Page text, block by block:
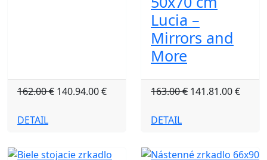
162.00 € 140.94.00 €
DETAIL
Lucia –
Mirrors and
More
163.00 € 141.81.00 €
DETAIL